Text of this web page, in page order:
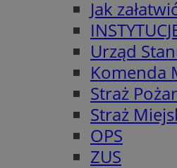
Jak
Urząd
Komenda
Straż
Straż
OPS
ZUS